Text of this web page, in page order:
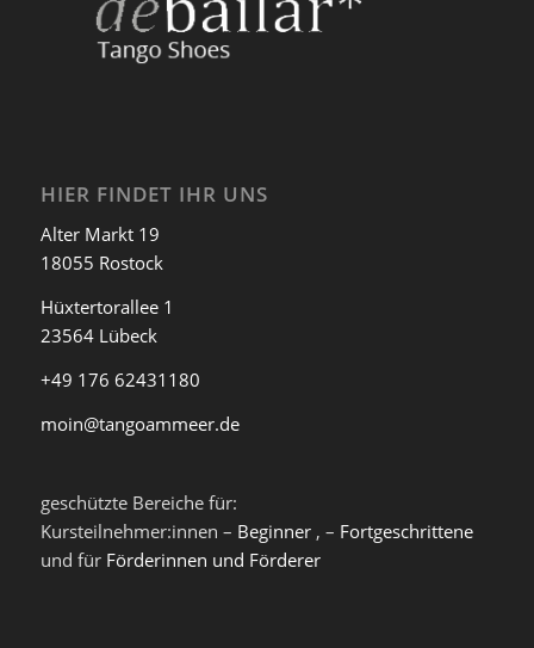
HIER FINDET IHR UNS
Alter Markt 19
18055 Rostock
Hüxtertorallee 1
23564 Lübeck
+49 176 62431180
moin@tangoammeer.de
geschützte Bereiche für:
Kursteilnehmer:innen – Beginner, – Fortgeschrittene
und für Förderinnen und Förderer